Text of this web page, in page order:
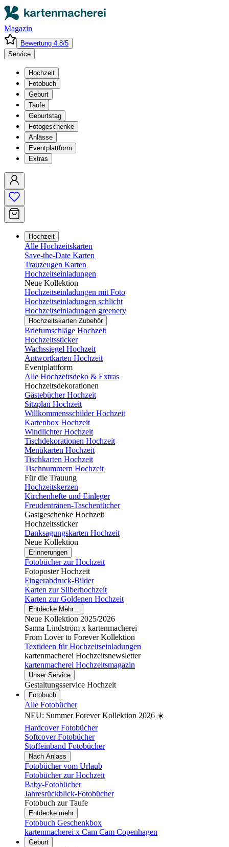
Magazin
Bewertung 4.8/5
Service
Hochzeit
Fotobuch
Geburt
Taufe
Geburtstag
Fotogeschenke
Anlässe
Eventplattform
Extras
Hochzeit
Alle Hochzeitskarten
Save-the-Date Karten
Trauzeugen Karten
Hochzeitseinladungen
Neue Kollektion
Hochzeitseinladungen mit Foto
Hochzeitseinladungen schlicht
Hochzeitseinladungen greenery
Hochzeitskarten Zubehör
Briefumschläge Hochzeit
Hochzeitssticker
Wachssiegel Hochzeit
Antwortkarten Hochzeit
Eventplattform
Alle Hochzeitsdeko & Extras
Hochzeitsdekorationen
Gästebücher Hochzeit
Sitzplan Hochzeit
Willkommensschilder Hochzeit
Kartenbox Hochzeit
Windlichter Hochzeit
Tischdekorationen Hochzeit
Menükarten Hochzeit
Tischkarten Hochzeit
Tischnummern Hochzeit
Für die Trauung
Hochzeitskerzen
Kirchenhefte und Einleger
Freudentränen-Taschentücher
Gastgeschenke Hochzeit
Hochzeitssticker
Danksagungskarten Hochzeit
Neue Kollektion
Erinnerungen
Fotobücher zur Hochzeit
Fotoposter Hochzeit
Fingerabdruck-Bilder
Karten zur Silberhochzeit
Karten zur Goldenen Hochzeit
Entdecke Mehr...
Neue Kollektion 2025/2026
Sanna Lindström x kartenmacherei
From Lover to Forever Kollektion
Textideen für Hochzeitseinladungen
kartenmacherei Hochzeitsnewsletter
kartenmacherei Hochzeitsmagazin
Unser Service
Gestaltungsservice Hochzeit
Fotobuch
Alle Fotobücher
NEU: Summer Forever Kollektion 2026 ☀️
Hardcover Fotobücher
Softcover Fotobücher
Stoffeinband Fotobücher
Nach Anlass
Fotobücher vom Urlaub
Fotobücher zur Hochzeit
Baby-Fotobücher
Jahresrückblick-Fotobücher
Fotobuch zur Taufe
Entdecke mehr
Fotobuch Geschenkbox
kartenmacherei x Cam Cam Copenhagen
Geburt